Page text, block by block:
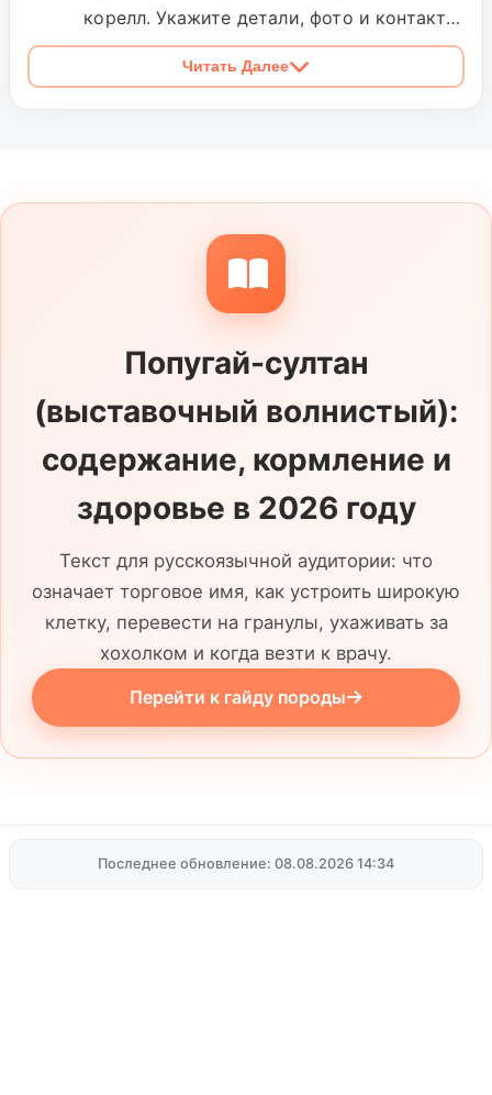
корелл. Укажите детали, фото и контакты.
Возможна награда за находку. petopic
объединяет владельцев и нашедших
Читать Далее
Попугай-султан
(выставочный волнистый):
содержание, кормление и
здоровье в 2026 году
Текст для русскоязычной аудитории: что
означает торговое имя, как устроить широкую
клетку, перевести на гранулы, ухаживать за
хохолком и когда везти к врачу.
Перейти к гайду породы
Последнее обновление: 08.08.2026 14:34